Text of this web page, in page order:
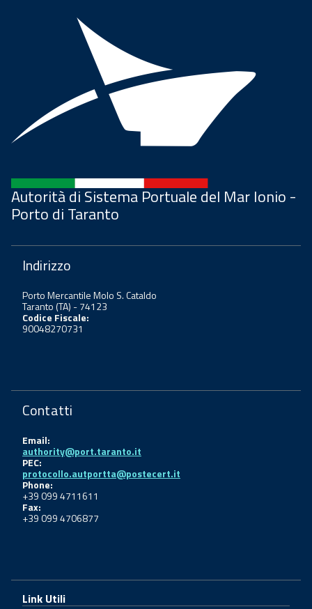
Autorità di Sistema Portuale del Mar Ionio -
Porto di Taranto
Indirizzo
Porto Mercantile Molo S. Cataldo
Taranto (TA) - 74123
Codice Fiscale:
90048270731
Contatti
Email:
authority@port.taranto.it
PEC:
protocollo.autportta@postecert.it
Phone:
+39 099 4711611
Fax:
+39 099 4706877
Link Utili